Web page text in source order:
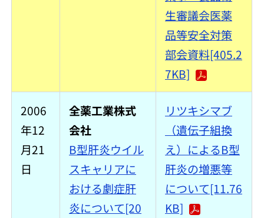
生審議会医薬
品等安全対策
部会資料[405.2
7KB]
2006
年12
月21
日
全薬工業株式
会社
B型肝炎ウイル
スキャリアに
おける劇症肝
炎について[20
リツキシマブ
（遺伝子組換
え）によるB型
肝炎の増悪等
について[11.76
KB]